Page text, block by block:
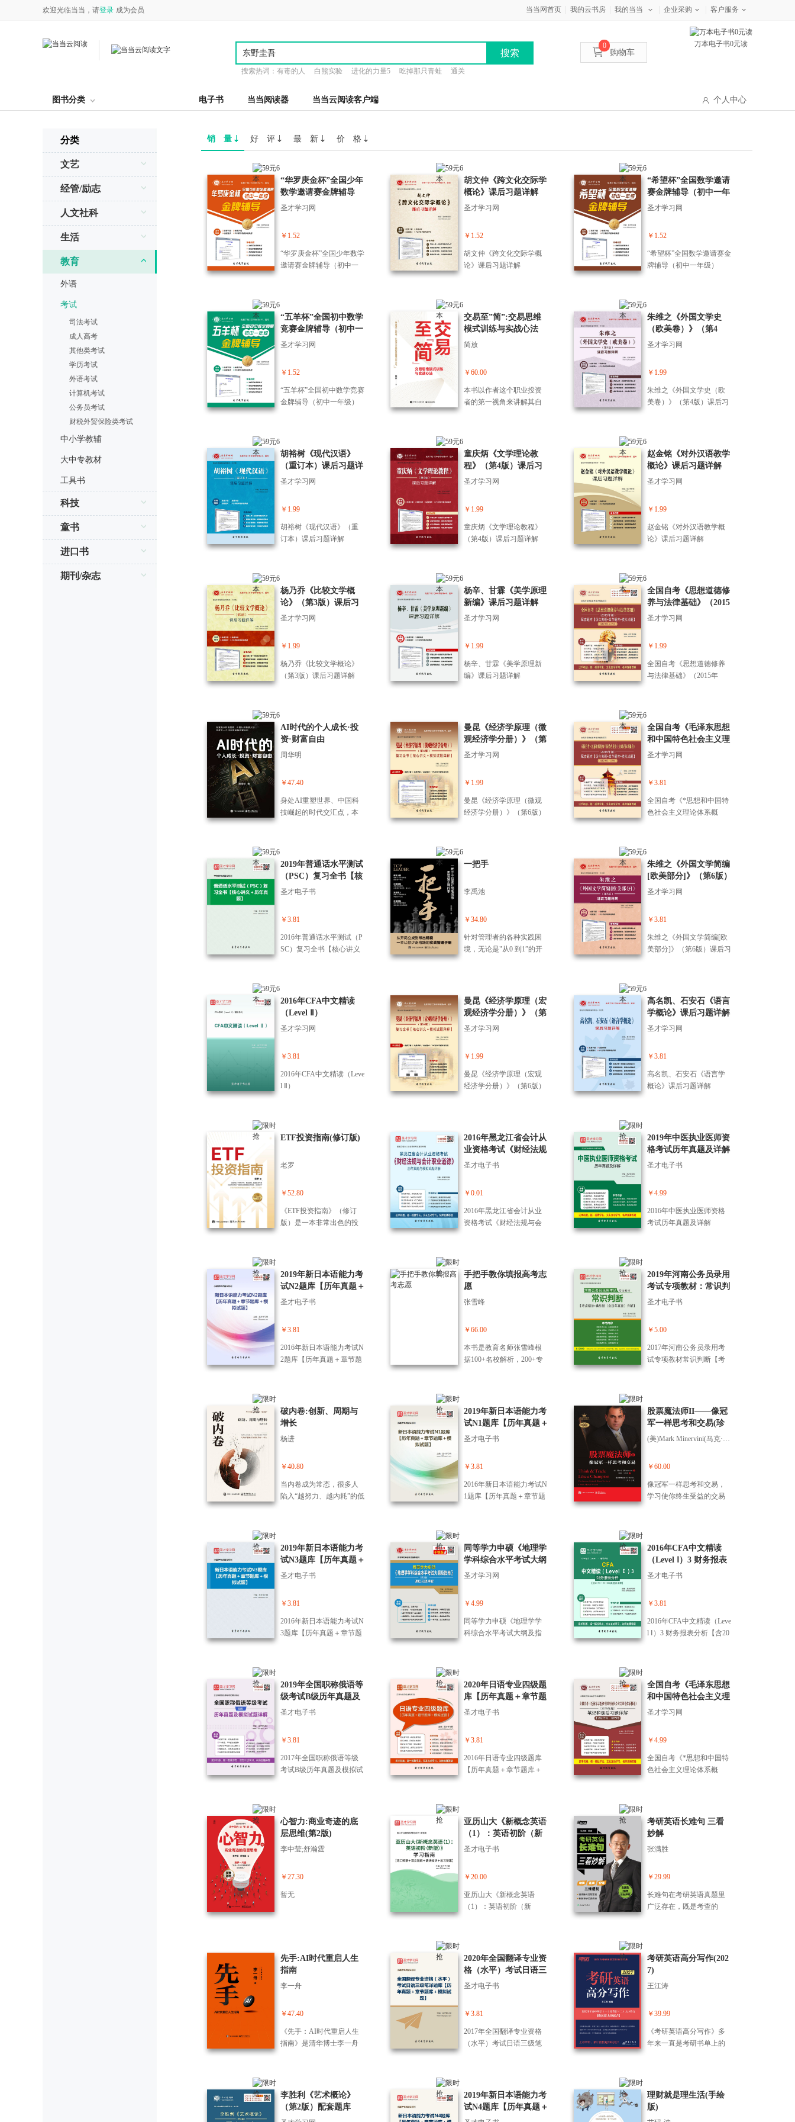
当当网首页 我的云书房 我的当当 企业采购 客户服务
欢迎光临当当，请登录 成为会员
万本电子书0元读
搜索
搜索热词： 有毒的人 白熊实验 进化的力量5 吃掉那只青蛙 通关
购物车
0
图书分类 电子书 当当阅读器 当当云阅读客户端 个人中心
分类
文艺
经管/励志
人文社科
生活
教育
外语
考试
司法考试
成人高考
其他类考试
学历考试
外语考试
计算机考试
公务员考试
财税外贸保险类考试
中小学教辅
大中专教材
工具书
科技
童书
进口书
期刊/杂志
销 量 好 评 最 新 价 格
“华罗庚金杯”全国少年
数学邀请赛金牌辅导
（初中一年级）
圣才学习网
￥1.52
“华罗庚金杯”全国少年数学
邀请赛金牌辅导（初中一
胡文仲《跨文化交际学
概论》课后习题详解
圣才学习网
￥1.52
胡文仲《跨文化交际学概
论》课后习题详解
“希望杯”全国数学邀请
赛金牌辅导（初中一年
级）
圣才学习网
￥1.52
“希望杯”全国数学邀请赛金
牌辅导（初中一年级）
“五羊杯”全国初中数学
竞赛金牌辅导（初中一
年级）
圣才学习网
￥1.52
“五羊杯”全国初中数学竞赛
金牌辅导（初中一年级）
交易至”简”:交易思维
模式训练与实战心法
简放
￥60.00
本书以作者这个职业投资
者的第一视角来讲解其自
＋最强逻辑＋量价择时）
体系，他认为最重要的不
法可以用几个词概括：空
种思维模式下，市场永远
场，只能改变自己。本书
共分为5章，第1章主要讲
中的思维偏见与思维误
区，如达克效应、思维定
式、线性思维、锚定效应
思维、概率思维、右侧思
维等；第4章主要讲解了交
易体系的底层逻辑，如构
交易赢家心理，如交易者
的人格特质、交易者的三
个层次、顺应外部变量和
控制内部变量等。 全书内
强，不仅仅针对交易者，
书。
朱维之《外国文学史
（欧美卷）》（第4
版）课后习题详解
圣才学习网
￥1.99
朱维之《外国文学史（欧
美卷）》（第4版）课后习
胡裕树《现代汉语》
（重订本）课后习题详
解
圣才学习网
￥1.99
胡裕树《现代汉语》（重
订本）课后习题详解
童庆炳《文学理论教
程》（第4版）课后习
题详解
圣才学习网
￥1.99
童庆炳《文学理论教程》
（第4版）课后习题详解
赵金铭《对外汉语教学
概论》课后习题详解
圣才学习网
￥1.99
赵金铭《对外汉语教学概
论》课后习题详解
杨乃乔《比较文学概
论》（第3版）课后习
题详解
圣才学习网
￥1.99
杨乃乔《比较文学概论》
（第3版）课后习题详解
杨辛、甘霖《美学原理
新编》课后习题详解
圣才学习网
￥1.99
杨辛、甘霖《美学原理新
编》课后习题详解
全国自考《思想道德修
养与法律基础》（2015
年版）配套题库【历年
706】
圣才学习网
￥1.99
全国自考《思想道德修养
与法律基础》（2015年
AI时代的个人成长·投
资·财富自由
周华明
￥47.40
身处AI重塑世界、中国科
技崛起的时代交汇点，本
人”，重塑个人认知、情绪
与意志，夯实长期财富根
建AI赋能的三层漏斗分析
代的理性投资系统。第3
到资产配置，拆解按资产
规模划分的四大实战阶
中国传统"守中”智慧，独
创"心性 + 体系”双修路径，
打造一套可伴随终身的科
适合所有希望在中国科技
复兴浪潮中实现财富增值
的理性投资者——无论你
的"坐标”。在成为时代的智
慧驾驭者之前，先让内在
曼昆《经济学原理（微
观经济学分册）》（第
6版）复习全书【核心
圣才学习网
￥1.99
曼昆《经济学原理（微观
经济学分册）》（第6版）
全国自考《毛泽东思想
和中国特色社会主义理
论体系概论》（2015年
题】[课程代码：12656]
圣才学习网
￥3.81
全国自考《*思想和中国特
色社会主义理论体系概
2656]
2019年普通话水平测试
（PSC）复习全书【核
心讲义＋历年真题】
圣才电子书
￥3.81
2016年普通话水平测试（P
SC）复习全书【核心讲义
一把手
李禹池
￥34.80
针对管理者的各种实践困
境，无论是"从0 到1”的开
点的解决方案：如何快速
建立威信，如何用语言凝
非事事亲力亲为，如何激
危机。书中梳理了大量真
手”从新官上任到带领团队
成为精锐的全周期痛点，
应对，把抽象的管理逻辑
转化为具体的"怎么做”。
本书没有晦涩的理论堆
走弯路，从"应付问
题”到"掌控全局”，真正成
为既能带好团队，又能打
朱维之《外国文学简编
[欧美部分]》（第6版）
课后习题详解
圣才学习网
￥3.81
朱维之《外国文学简编[欧
美部分]》（第6版）课后习
2016年CFA中文精读
（Level Ⅱ）
圣才学习网
￥3.81
2016年CFA中文精读（Leve
l Ⅱ）
曼昆《经济学原理（宏
观经济学分册）》（第
6版）复习全书【核心
圣才学习网
￥1.99
曼昆《经济学原理（宏观
经济学分册）》（第6版）
高名凯、石安石《语言
学概论》课后习题详解
圣才学习网
￥3.81
高名凯、石安石《语言学
概论》课后习题详解
ETF投资指南(修订版)
老罗
￥52.80
《ETF投资指南》（修订
版）是一本非常出色的投
化投资和资产配置工具，
省心、省时、省事。本书
魅力、基础知识、各种类
TF投资的方方面面，相信
会对ETF投资有所认识，并
能够把理论知识运用到ETF
早日实现财务自由。
2016年黑龙江省会计从
业资格考试《财经法规
与会计职业道德》历年
圣才电子书
￥0.01
2016年黑龙江省会计从业
资格考试《财经法规与会
2019年中医执业医师资
格考试历年真题及详解
圣才电子书
￥4.99
2016年中医执业医师资格
考试历年真题及详解
2019年新日本语能力考
试N2题库【历年真题＋
章节题库＋模拟试题】
圣才电子书
￥3.81
2016年新日本语能力考试N
2题库【历年真题＋章节题
手把手教你填报高考志
愿
张雪峰
￥66.00
本书是教育名师张雪峰根
据100+名校解析，200+专
志愿！本书在新高考改革
基本完成后新增约6万字；
还原张雪峰老师报志愿指
新。 详细解读新高考背景
帮助学生和家长快速学会*
填报高考志愿！本书可以
门专业和冷门专业都有哪
些就业前景？内文更多干
货解答，欢迎翻阅。
2019年河南公务员录用
考试专项教材：常识判
断【考点精讲＋典型题
圣才电子书
￥5.00
2017年河南公务员录用考
试专项教材常识判断【考
破内卷:创新、周期与
增长
杨进
￥40.80
当内卷成为常态，很多人
陷入“越努力、越内耗”的低
许只是徒劳。在世界经济
格局巨变、中国“反内卷”政
出存量陷阱，找到经济增
径？这本书以华中科技大
由杨进教授结合二十余年
研究和教学经验，结合当
茶姬、寿光蔬菜等极具代
表性的商业案例，以及英
国、荷兰、日本、韩国的
辑，显现创新的巨大力
量，它是企业、地区和国
家经济发展的底层逻辑。
济周期的运行规律，也给
出个人、企业破卷路径，
是一场重塑认知、突破困
局的思想启迪，助力每一
读懂中国经济向上的底层
身与时代的共同增长。
2019年新日本语能力考
试N1题库【历年真题＋
章节题库＋模拟试题】
圣才电子书
￥3.81
2016年新日本语能力考试N
1题库【历年真题＋章节题
股票魔法师II——像冠
军一样思考和交易(珍
藏版)(精装)
(美)Mark Minervini(马克·米勒维尼)
￥60.00
像冠军一样思考和交易，
学习使你终生受益的交易
头寸管理 ? 有效地降低风险
? 最大化收益 ? 保护并及时
错误 ? 控制自己的情绪 ? 制
国投资冠军、《股票魔法
秘》作者Mark Minervini向
你一步步展示了如何运用
信。 作者还揭示了让他成
为美国最成功的股票交易
员之一的交易规则和秘密
真正像冠军一样交易！
2019年新日本语能力考
试N3题库【历年真题＋
章节题库＋模拟试题】
圣才电子书
￥3.81
2016年新日本语能力考试N
3题库【历年真题＋章节题
同等学力申硕《地理学
学科综合水平考试大纲
及指南》（第3版）课
圣才学习网
￥4.99
同等学力申硕《地理学学
科综合水平考试大纲及指
2016年CFA中文精读
（Level Ⅰ）3 财务报表
分析【含2013～2015年
圣才电子书
￥3.81
2016年CFA中文精读（Leve
l Ⅰ）3 财务报表分析【含20
2019年全国职称俄语等
级考试B级历年真题及
模拟试题详解
圣才电子书
￥3.81
2017年全国职称俄语等级
考试B级历年真题及模拟试
2020年日语专业四级题
库【历年真题＋章节题
库＋模拟试题】
圣才电子书
￥3.81
2016年日语专业四级题库
【历年真题＋章节题库＋
全国自考《毛泽东思想
和中国特色社会主义理
论体系概论》（2015年
圣才学习网
￥4.99
全国自考《*思想和中国特
色社会主义理论体系概
心智力:商业奇迹的底
层思维(第2版)
李中莹;舒瀚霆
￥27.30
暂无
亚历山大《新概念英语
（1）：英语初阶（新
版）》学习指南【词汇
圣才电子书
￥20.00
亚历山大《新概念英语
（1）：英语初阶（新
考研英语长难句 三看
妙解
张满胜
￥29.99
长难句在考研英语真题里
广泛存在，既是考查的
最为关键的因素。基于
此，他精心编著了《考研
书，创造性地提出“三看”分
词和介词出发，破译长难
获高分。 首先，在本书第0
1~03章，通过动词的视
型的哪一种；“看动词，找
宾语”，分析总结动词与宾
语分隔的各种结构；“看动
先手:AI时代重启人生
指南
李一舟
￥47.40
《先手：AI时代重启人生
指南》是清华博士李一舟
并非关于如何使用AI工
具，而是关于如何重构自
2020年全国翻译专业资
格（水平）考试日语三
级笔译题库【历年真题
圣才电子书
￥3.81
2017年全国翻译专业资格
（水平）考试日语三级笔
考研英语高分写作(202
7)
王江涛
￥39.99
《考研英语高分写作》多
年来一直是考研书单上的
22次改版，与时俱进，不
断完善，深受广大考研学
李胜利《艺术概论》
（第2版）配套题库
【名校考研真题＋课后
2019年新日本语能力考
试N4题库【历年真题＋
章节题库＋模拟试题】
理财就是理生活(手绘
版)